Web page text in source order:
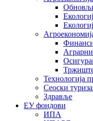
Технологија
Сеоски
Здравље
ЕУ фондови
ИПА